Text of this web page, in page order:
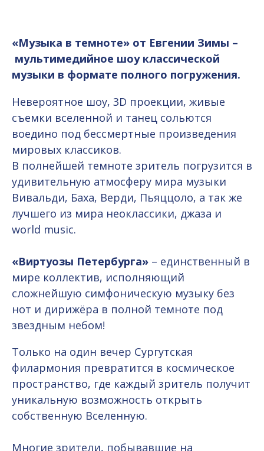
«Музыка в темноте» от Евгении Зимы –
мультимедийное шоу классической
музыки в формате полного погружения.
Невероятное шоу, 3D проекции, живые
съемки вселенной и танец сольются
воедино под бессмертные произведения
мировых классиков.
В полнейшей темноте зритель погрузится в
удивительную атмосферу мира музыки
Вивальди, Баха, Верди, Пьяццоло, а так же
лучшего из мира неоклассики, джаза и
world music.
«Виртуозы Петербурга» – единственный в
мире коллектив, исполняющий
сложнейшую симфоническую музыку без
нот и дирижёра в полной темноте под
звездным небом!
Только на один вечер Сургутская
филармония превратится в космическое
пространство, где каждый зритель получит
уникальную возможность открыть
собственную Вселенную.
Многие зрители, побывавшие на